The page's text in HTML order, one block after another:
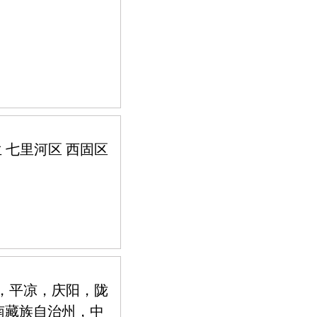
七里河区 西固区
平凉，庆阳，陇
族自治州，中